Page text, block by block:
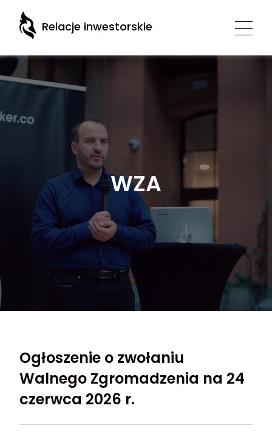
Relacje inwestorskie
WZA
Ogłoszenie o zwołaniu
Walnego Zgromadzenia na 24
czerwca 2026 r.